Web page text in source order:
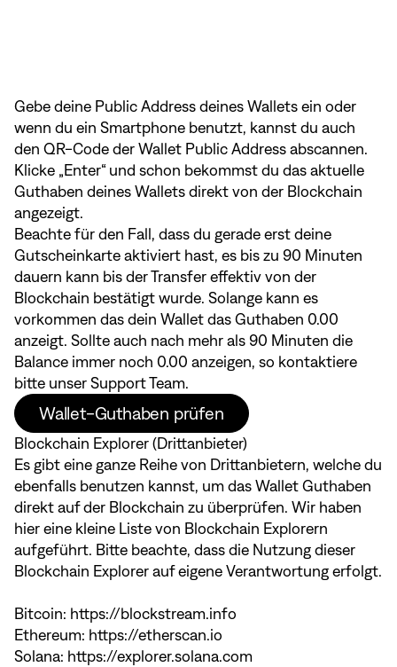
Gebe deine Public Address deines Wallets ein oder
wenn du ein Smartphone benutzt, kannst du auch
den QR-Code der Wallet Public Address abscannen.
Klicke „Enter“ und schon bekommst du das aktuelle
Guthaben deines Wallets direkt von der Blockchain
angezeigt.
Beachte für den Fall, dass du gerade erst deine
Gutscheinkarte aktiviert hast, es bis zu 90 Minuten
dauern kann bis der Transfer effektiv von der
Blockchain bestätigt wurde. Solange kann es
vorkommen das dein Wallet das Guthaben 0.00
anzeigt. Sollte auch nach mehr als 90 Minuten die
Balance immer noch 0.00 anzeigen, so kontaktiere
bitte unser Support Team.
Wallet-Guthaben prüfen
Blockchain Explorer (Drittanbieter)
Es gibt eine ganze Reihe von Drittanbietern, welche du
ebenfalls benutzen kannst, um das Wallet Guthaben
direkt auf der Blockchain zu überprüfen. Wir haben
hier eine kleine Liste von Blockchain Explorern
aufgeführt. Bitte beachte, dass die Nutzung dieser
Blockchain Explorer auf eigene Verantwortung erfolgt.
Bitcoin: https://blockstream.info
Ethereum: https://etherscan.io
Solana: https://explorer.solana.com